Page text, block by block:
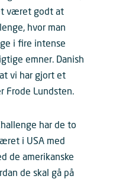
været godt at
hvor man
i fire intense
emner. Danish
vi har gjort et
Frode Lundsten.
har de to
i USA med
de amerikanske
de skal gå på